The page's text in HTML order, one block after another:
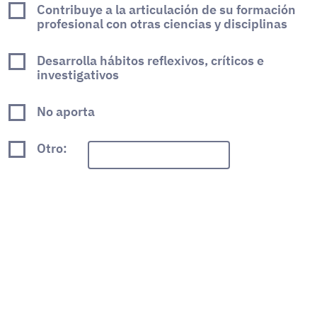
Contribuye a la articulación de su formación
profesional con otras ciencias y disciplinas
Desarrolla hábitos reflexivos, críticos e
investigativos
No aporta
Otro: